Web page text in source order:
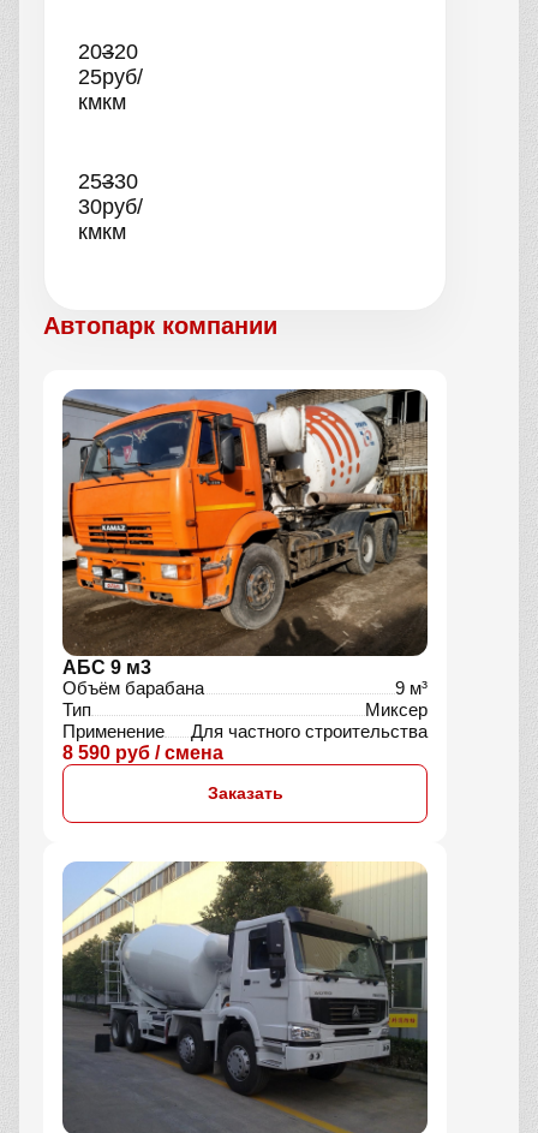
20–
25
км
320
руб/
км
25–
30
км
330
руб/
км
Автопарк компании
АБС 9 м3
Объём барабана
9 м³
Тип
Миксер
Применение
Для частного строительства
8 590 руб / смена
Заказать